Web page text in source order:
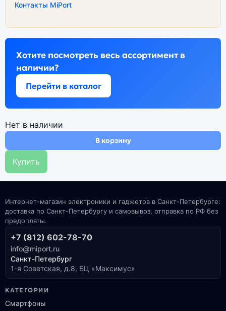
Контакты MiPort
Хотите посмотреть весь ассортимент в
наличии?
Перейти в каталог
Нет в наличии
В корзину
Купить
Интернет-магазин электроники и гаджетов в Санкт-Петербурге:
доставка по Санкт-Петербургу и самовывоз, отправка по РФ без
предоплаты.
+7 (812) 602-78-70
info@miport.ru
Санкт-Петербург
1-я Советская, д.8, БЦ «Максимус»
КАТЕГОРИИ
Смартфоны